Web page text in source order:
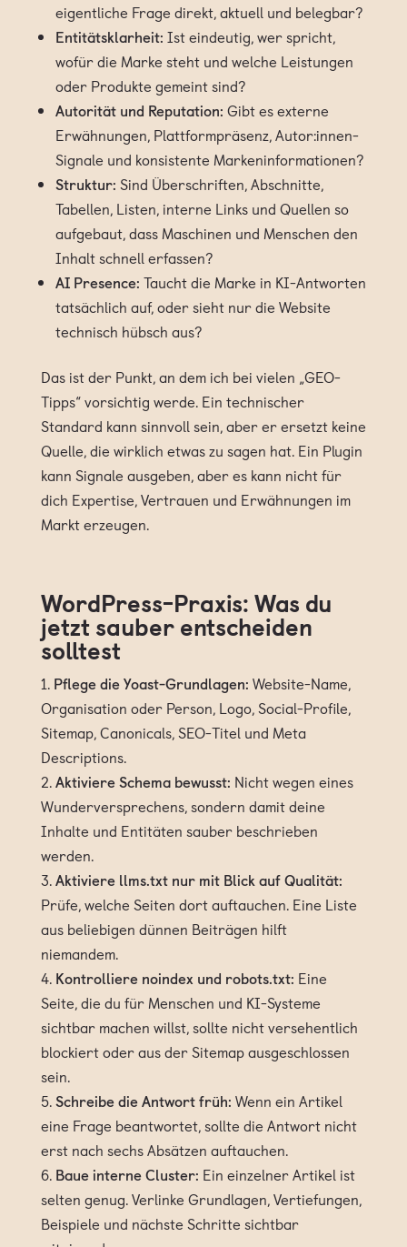
eigentliche Frage direkt, aktuell und belegbar?
Entitätsklarheit: Ist eindeutig, wer spricht,
wofür die Marke steht und welche Leistungen
oder Produkte gemeint sind?
Autorität und Reputation: Gibt es externe
Erwähnungen, Plattformpräsenz, Autor:innen-
Signale und konsistente Markeninformationen?
Struktur: Sind Überschriften, Abschnitte,
Tabellen, Listen, interne Links und Quellen so
aufgebaut, dass Maschinen und Menschen den
Inhalt schnell erfassen?
AI Presence: Taucht die Marke in KI-Antworten
tatsächlich auf, oder sieht nur die Website
technisch hübsch aus?
Das ist der Punkt, an dem ich bei vielen „GEO-
Tipps“ vorsichtig werde. Ein technischer
Standard kann sinnvoll sein, aber er ersetzt keine
Quelle, die wirklich etwas zu sagen hat. Ein Plugin
kann Signale ausgeben, aber es kann nicht für
dich Expertise, Vertrauen und Erwähnungen im
Markt erzeugen.
WordPress-Praxis: Was du
jetzt sauber entscheiden
solltest
Pflege die Yoast-Grundlagen: Website-Name,
Organisation oder Person, Logo, Social-Profile,
Sitemap, Canonicals, SEO-Titel und Meta
Descriptions.
Aktiviere Schema bewusst: Nicht wegen eines
Wunderversprechens, sondern damit deine
Inhalte und Entitäten sauber beschrieben
werden.
Aktiviere llms.txt nur mit Blick auf Qualität:
Prüfe, welche Seiten dort auftauchen. Eine Liste
aus beliebigen dünnen Beiträgen hilft
niemandem.
Kontrolliere noindex und robots.txt: Eine
Seite, die du für Menschen und KI-Systeme
sichtbar machen willst, sollte nicht versehentlich
blockiert oder aus der Sitemap ausgeschlossen
sein.
Schreibe die Antwort früh: Wenn ein Artikel
eine Frage beantwortet, sollte die Antwort nicht
erst nach sechs Absätzen auftauchen.
Baue interne Cluster: Ein einzelner Artikel ist
selten genug. Verlinke Grundlagen, Vertiefungen,
Beispiele und nächste Schritte sichtbar